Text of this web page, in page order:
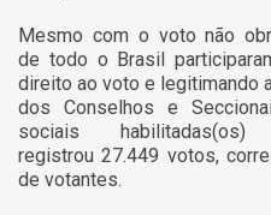
Mesmo com o voto não
de todo o Brasil
direito ao voto e legitimando
dos Conselhos e
sociais
registrou 27.449 votos,
de votantes.